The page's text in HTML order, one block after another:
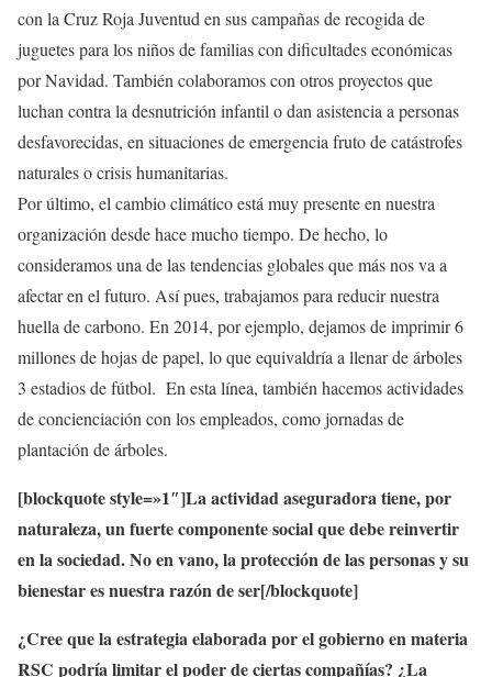
con la Cruz Roja Juventud en sus campañas de recogida de
juguetes para los niños de familias con dificultades económicas
por Navidad. También colaboramos con otros proyectos que
luchan contra la desnutrición infantil o dan asistencia a personas
desfavorecidas, en situaciones de emergencia fruto de catástrofes
naturales o crisis humanitarias.
Por último, el cambio climático está muy presente en nuestra
organización desde hace mucho tiempo. De hecho, lo
consideramos una de las tendencias globales que más nos va a
afectar en el futuro. Así pues, trabajamos para reducir nuestra
huella de carbono. En 2014, por ejemplo, dejamos de imprimir 6
millones de hojas de papel, lo que equivaldría a llenar de árboles
3 estadios de fútbol. En esta línea, también hacemos actividades
de concienciación con los empleados, como jornadas de
plantación de árboles.
[blockquote style=»1″]La actividad aseguradora tiene, por
naturaleza, un fuerte componente social que debe reinvertir
en la sociedad. No en vano, la protección de las personas y su
bienestar es nuestra razón de ser[/blockquote]
¿Cree que la estrategia elaborada por el gobierno en materia
RSC podría limitar el poder de ciertas compañías? ¿La